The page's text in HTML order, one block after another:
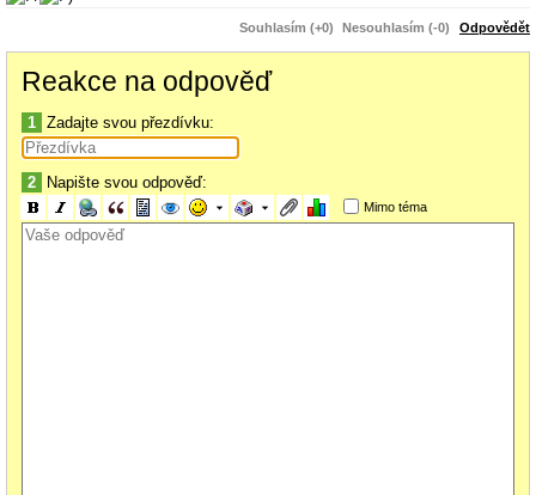
Souhlasím (+0) Nesouhlasím (-0) Odpovědět
Reakce na odpověď
1 Zadajte svou přezdívku:
2 Napište svou odpověď:
Mimo téma